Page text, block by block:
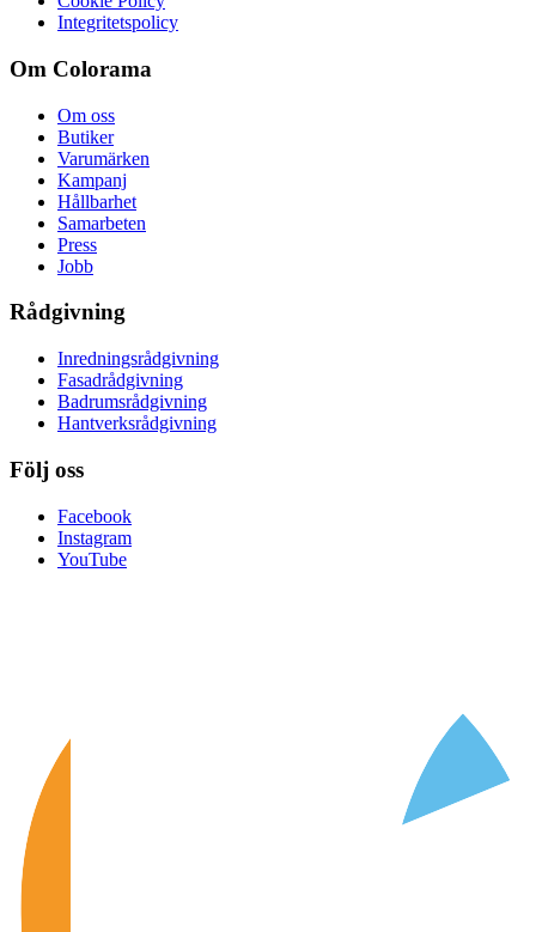
Integritetspolicy
Om Colorama
Om oss
Butiker
Varumärken
Kampanj
Hållbarhet
Samarbeten
Press
Jobb
Rådgivning
Inredningsrådgivning
Fasadrådgivning
Badrumsrådgivning
Hantverksrådgivning
Följ oss
Facebook
Instagram
YouTube